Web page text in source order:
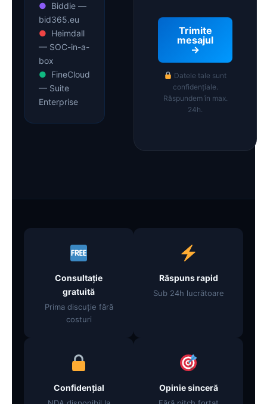
● Biddie —
bid365.eu
● Heimdall
— SOC-in-a-
box
● FineCloud
— Suite
Enterprise
Trimite
mesajul
→
Datele tale sunt
confidențiale.
Răspundem în max.
24h.
Consultație
gratuită
Prima discuție fără
costuri
Răspuns rapid
Sub 24h lucrătoare
Confidențial Opinie sinceră